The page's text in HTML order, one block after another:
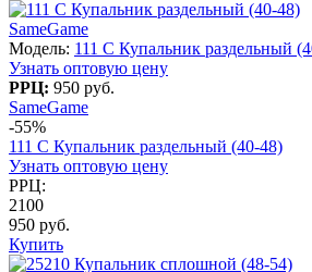
SameGame
Модель: 111 C Купальник раздельный
Узнать оптовую цену
РРЦ: 950 руб.
SameGame
-55%
111 C Купальник раздельный (40-48)
Узнать оптовую цену
РРЦ:
2100
950 руб.
Купить